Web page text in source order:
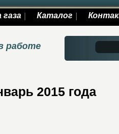
газа Каталог
работе
2015 года